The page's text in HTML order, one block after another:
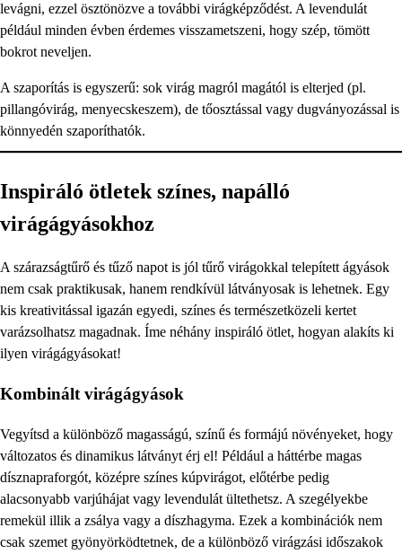
levágni, ezzel ösztönözve a további virágképződést. A levendulát
például minden évben érdemes visszametszeni, hogy szép, tömött
bokrot neveljen.
A szaporítás is egyszerű: sok virág magról magától is elterjed (pl.
pillangóvirág, menyecskeszem), de tőosztással vagy dugványozással is
könnyedén szaporíthatók.
Inspiráló ötletek színes, napálló
virágágyásokhoz
A szárazságtűrő és tűző napot is jól tűrő virágokkal telepített ágyások
nem csak praktikusak, hanem rendkívül látványosak is lehetnek. Egy
kis kreativitással igazán egyedi, színes és természetközeli kertet
varázsolhatsz magadnak. Íme néhány inspiráló ötlet, hogyan alakíts ki
ilyen virágágyásokat!
Kombinált virágágyások
Vegyítsd a különböző magasságú, színű és formájú növényeket, hogy
változatos és dinamikus látványt érj el! Például a háttérbe magas
dísznapraforgót, középre színes kúpvirágot, előtérbe pedig
alacsonyabb varjúhájat vagy levendulát ültethetsz. A szegélyekbe
remekül illik a zsálya vagy a díszhagyma. Ezek a kombinációk nem
csak szemet gyönyörködtetnek, de a különböző virágzási időszakok